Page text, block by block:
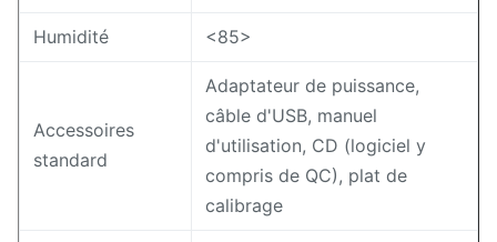
Humidité <85>
Accessoires
standard
Adaptateur de puissance,
câble d'USB, manuel
d'utilisation, CD (logiciel y
compris de QC), plat de
calibrage